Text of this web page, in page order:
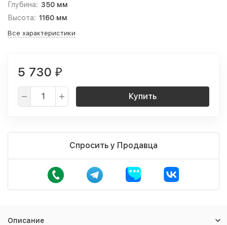
Глубина: 350 мм
Высота: 1160 мм
Все характеристики
5 730 ₽
Купить
Спросить у Продавца
Описание